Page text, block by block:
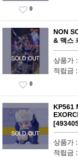
0
NON
& 맥스
상품가 :
적립금 :
0
KP561
상품가 :
적립금 :